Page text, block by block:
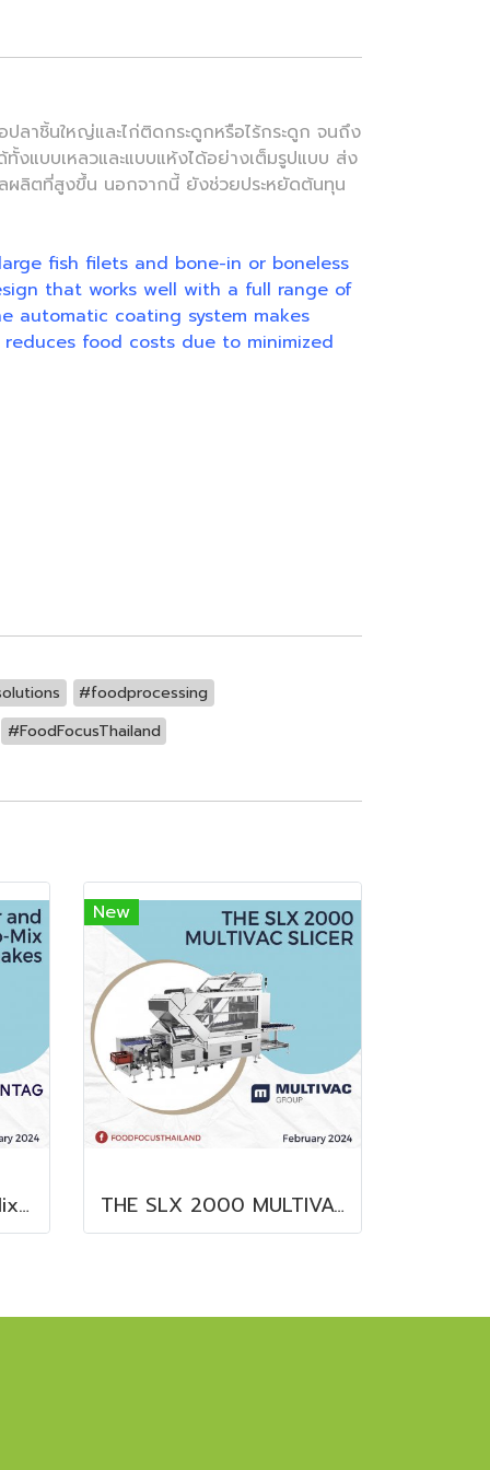
ลาชิ้นใหญ่และไก่ติดกระดูกหรือไร้กระดูก จนถึง
งแบบเหลวและแบบแห้งได้อย่างเต็มรูปแบบ ส่ง
ลผลิตที่สูงขึ้น นอกจากนี้ ยังช่วยประหยัดต้นทุน
fish filets and bone-in or boneless
that works well with a full range of
automatic coating system makes
food costs due to minimized
#foodprocessing
#FoodFocusThailand
Clear and Ready-to-Mix Protein Shakes
New
THE SLX 2000 MULTIVAC SLICER